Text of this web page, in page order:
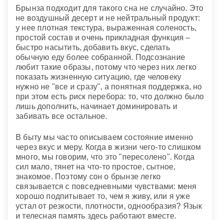
Брынза подходит для такого сна не случайно. Это
не воздушный десерт и не нейтральный продукт:
у нее плотная текстура, выраженная соленость,
простой состав и очень прикладная функция –
быстро насытить, добавить вкус, сделать
обычную еду более собранной. Подсознание
любит такие образы, потому что через них легко
показать жизненную ситуацию, где человеку
нужно не "все и сразу", а понятная поддержка, но
при этом есть риск перебора: то, что должно было
лишь дополнить, начинает доминировать и
забивать все остальное.
В быту мы часто описываем состояние именно
через вкус и меру. Когда в жизни чего-то слишком
много, мы говорим, что это "пересолено". Когда
сил мало, тянет на что-то простое, сытное,
знакомое. Поэтому сон о брынзе легко
связывается с повседневными чувствами: меня
хорошо подпитывает то, чем я живу, или я уже
устал от резкости, плотности, однообразия? Язык
и телесная память здесь работают вместе.